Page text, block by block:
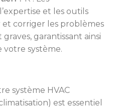
et les outils
corriger les problèmes
garantissant ainsi
système.
système HVAC
est essentiel